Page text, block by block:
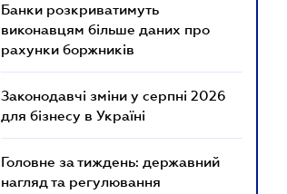
Банки розкриватимуть
виконавцям більше даних про
рахунки боржників
Законодавчі зміни у серпні 2026
для бізнесу в Україні
Головне за тиждень: державний
нагляд та регулювання